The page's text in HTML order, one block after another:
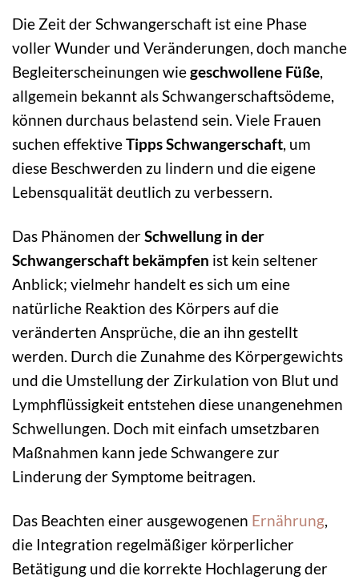
Die Zeit der Schwangerschaft ist eine Phase
voller Wunder und Veränderungen, doch manche
Begleiterscheinungen wiegeschwollene Füße,
allgemein bekannt als Schwangerschaftsödeme,
können durchaus belastend sein. Viele Frauen
suchen effektiveTipps Schwangerschaft, um
diese Beschwerden zu lindern und die eigene
Lebensqualität deutlich zu verbessern.
Das Phänomen derSchwellung in der
Schwangerschaft bekämpfen ist kein seltener
Anblick; vielmehr handelt es sich um eine
natürliche Reaktion des Körpers auf die
veränderten Ansprüche, die an ihn gestellt
werden. Durch die Zunahme des Körpergewichts
und die Umstellung der Zirkulation von Blut und
Lymphflüssigkeit entstehen diese unangenehmen
Schwellungen. Doch mit einfach umsetzbaren
Maßnahmen kann jede Schwangere zur
Linderung der Symptome beitragen.
Das Beachten einer ausgewogenen Ernährung
die Integration regelmäßiger körperlicher
Betätigung und die korrekte Hochlagerung der